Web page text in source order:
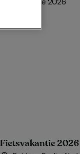
Fietsvakantie 2026